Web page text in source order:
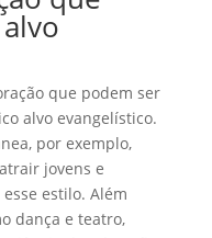
que podem ser
alvo evangelístico.
por exemplo,
jovens e
estilo. Além
dança e teatro,